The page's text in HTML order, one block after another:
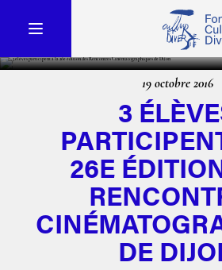
19 octobre 2016
3
26E
DE